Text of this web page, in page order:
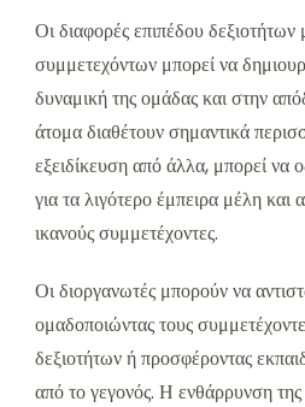
Οι διαφορές επιπέδου
συμμετεχόντων μπορεί να
δυναμική της ομάδας και στην
άτομα διαθέτουν σημαντικά
εξειδίκευση από άλλα, μπορεί να
για τα λιγότερο έμπειρα μέλη
ικανούς συμμετέχοντες.
Οι διοργανωτές μπορούν να
ομαδοποιώντας τους
δεξιοτήτων ή προσφέροντας
από το γεγονός. Η ενθάρρυνση